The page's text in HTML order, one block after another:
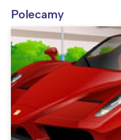
Polecamy